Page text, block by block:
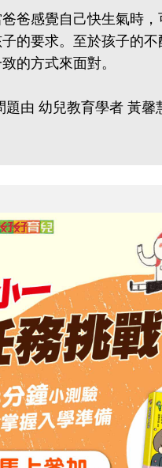
爸感覺自己快生氣時
的要求。至於孩子的
的方式來面對。
題由 幼兒教育學者 黃馨